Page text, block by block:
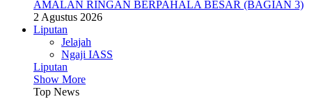
AMALAN RINGAN BERPAHALA BESAR (BAGIAN 3)
2 Agustus 2026
Liputan
Jelajah
Ngaji IASS
Liputan
Show More
Top News